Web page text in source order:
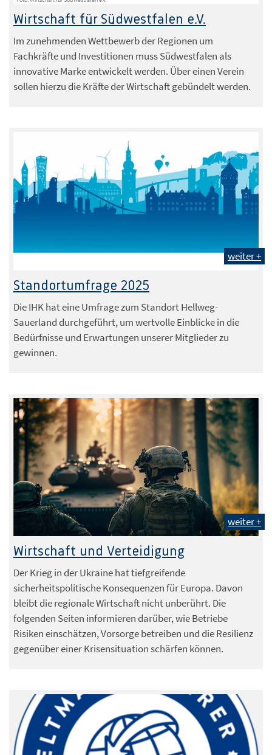
Wirtschaft für Südwestfalen e.V.
Im zunehmenden Wettbewerb der Regionen um
Fachkräfte und Investitionen muss Südwestfalen als
innovative Marke entwickelt werden. Über einen Verein
sollen hierzu die Kräfte der Wirtschaft gebündelt werden.
weiter +
Standortumfrage 2025
Die IHK hat eine Umfrage zum Standort Hellweg-
Sauerland durchgeführt, um wertvolle Einblicke in die
Bedürfnisse und Erwartungen unserer Mitglieder zu
gewinnen.
ThisDesign – stock.adobe.com mit KI generiert
weiter +
Wirtschaft und Verteidigung
Der Krieg in der Ukraine hat tiefgreifende
sicherheitspolitische Konsequenzen für Europa. Davon
bleibt die regionale Wirtschaft nicht unberührt. Die
folgenden Seiten informieren darüber, wie Betriebe
Risiken einschätzen, Vorsorge betreiben und die Resilienz
gegenüber einer Krisensituation schärfen können.